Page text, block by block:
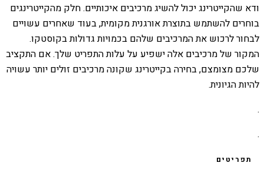
ודא שהקייטרינג יכול להשיג מרכיבים איכותיים. חלק מהקייטרינגים
בוחרים להשתמש בתוצרת אורגנית מקומית, בעוד שאחרים עשויים
לבחור לרכוש את המרכיבים שלהם בכמויות גדולות בקוסטקו.
המקור של מרכיבים אלה ישפיע על עלות התפריט שלך. אם התקציב
שלכם מצומצם, בחירה בקייטרינג שקונה מרכיבים זולים יותר עשויה
להיות הגיונית.
.
.
תפריטים